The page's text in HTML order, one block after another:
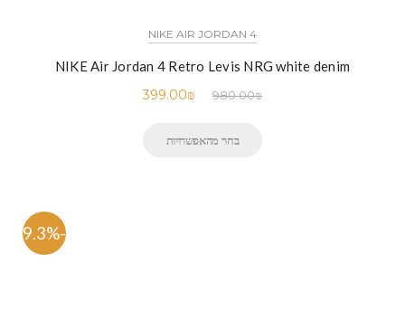
NIKE AIR JORDAN 4
NIKE Air Jordan 4 Retro Levis NRG white denim
980.00₪
399.00₪
בחר מהאפשרויות
-59.3%